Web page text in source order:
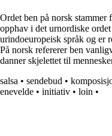
Ordet ben på norsk stammer
opphav i det urnordiske
urindoeuropeisk språk og er
På norsk refererer ben
danner skjelettet til
salsa • sendebud •
enevelde • initiativ • loin •